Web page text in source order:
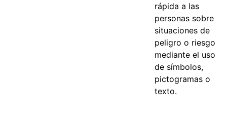
rápida a las
personas sobre
situaciones de
peligro o riesgo
mediante el uso
de símbolos,
pictogramas o
texto.